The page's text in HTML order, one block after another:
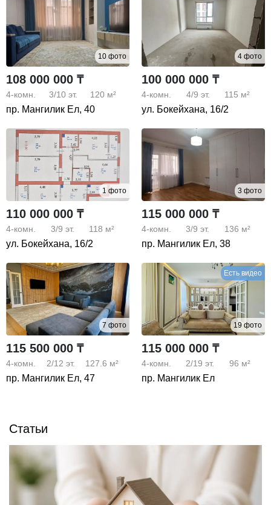
10 фото
108 000 000 ₸
4-комн. 3/10 эт. 120 м²
пр. Мангилик Ел, 40
4 фото
100 000 000 ₸
4-комн. 4/9 эт. 115 м²
ул. Бокейхана, 16/2
1 фото
110 000 000 ₸
4-комн. 3/9 эт. 118 м²
ул. Бокейхана, 16/2
3 фото
115 000 000 ₸
4-комн. 3/9 эт. 136 м²
пр. Мангилик Ел, 38
7 фото
115 500 000 ₸
4-комн. 2/12 эт. 127.6 м²
пр. Мангилик Ел, 47
19 фото
Есть видео
115 000 000 ₸
4-комн. 2/19 эт. 96 м²
пр. Мангилик Ел
Статьи